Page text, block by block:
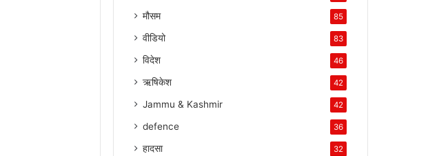
मौसम 85
वीडियो 83
विदेश 46
ऋषिकेश 42
Jammu & Kashmir 42
defence 36
हादसा 32